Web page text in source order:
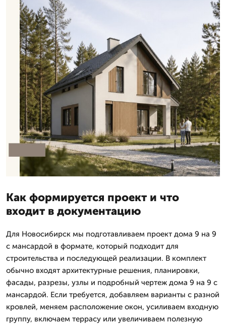
Как формируется проект и что
входит в документацию
Для Новосибирск мы подготавливаем проект дома 9 на 9
с мансардой в формате, который подходит для
строительства и последующей реализации. В комплект
обычно входят архитектурные решения, планировки,
фасады, разрезы, узлы и подробный чертеж дома 9 на 9 с
мансардой. Если требуется, добавляем варианты с разной
кровлей, меняем расположение окон, усиливаем входную
группу, включаем террасу или увеличиваем полезную